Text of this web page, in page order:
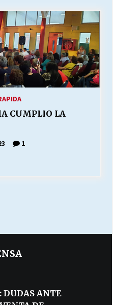
69 AÑOS DE
DE SER DC” SALUDA EL
HONORARIOS, DESPIDOS
CUMPLIO LA
1
DUDAS ANTE